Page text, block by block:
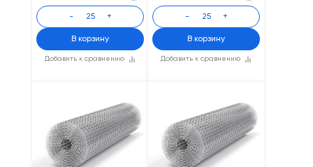
Добавить к сравнению
- +
В корзину
Добавить к сравнению
- +
В корзину